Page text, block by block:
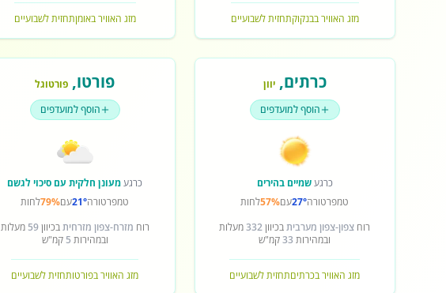
מזג האוויר בבנקוקתחזית לשבועיים מזג האוויר באומןתחזית לשבועיים
כרתים,יוון
הוסף למועדפים
כרגעשמיים בהירים
טמפרטורה27°עם57%לחות
רוח צפון-צפון מערביתבכיוון332מעלות
ובמהירות 33קמ"ש
מזג האוויר בכרתיםתחזית לשבועיים
פורטו, פורטוגל
הוסף למועדפים
כרגעמעונן חלקית עם סיכוי לגשם
טמפרטורה21°עם79%לחות
רוח מזרח-צפון מזרחיתבכיוון59 מעלות
ובמהירות 5 קמ"ש
מזג האוויר בפורטותחזית לשבועיים